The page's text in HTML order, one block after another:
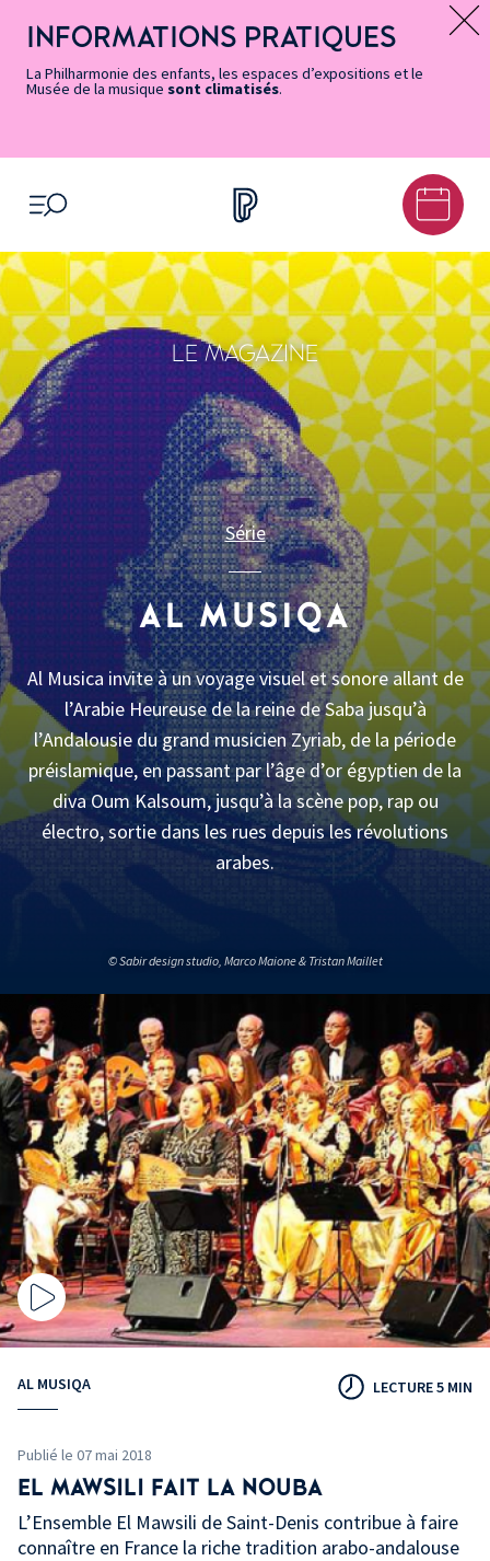
page
Accessibilité
accès
rapides
principal
contenu
principal
page
Message d’information
INFORMATIONS PRATIQUES
La Philharmonie des enfants, les espaces d’expositions et le
Musée de la musique sont climatisés.
OUVRIR LE MENU
LE MAGAZINE
Série
AL MUSIQA
Al Musica invite à un voyage visuel et sonore allant de
l’Arabie Heureuse de la reine de Saba jusqu’à
l’Andalousie du grand musicien Zyriab, de la période
préislamique, en passant par l’âge d’or égyptien de la
diva Oum Kalsoum, jusqu’à la scène pop, rap ou
électro, sortie dans les rues depuis les révolutions
arabes.
© Sabir design studio, Marco Maione & Tristan Maillet
AL MUSIQA LECTURE 5 MIN
Publié le 07 mai 2018
EL MAWSILI FAIT LA NOUBA
L’Ensemble El Mawsili de Saint-Denis contribue à faire
connaître en France la riche tradition arabo-andalouse